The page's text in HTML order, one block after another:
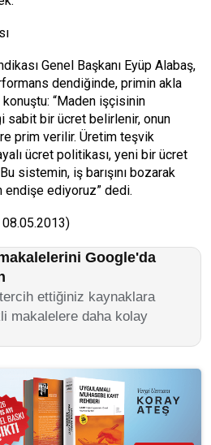
Genel Başkanı Eyüp Alabaş,
dendiğinde, primin akla
“Maden işçisinin
sabit bir ücret belirlenir, onun
prim verilir. Üretim teşvik
ücret politikası, yeni bir ücret
sistemin, iş barışını bozarak
ediyoruz” dedi.
Google'da
ettiğiniz kaynaklara
makalelere daha kolay